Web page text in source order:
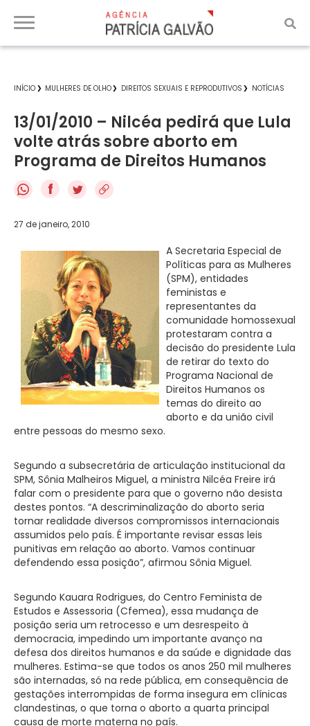
INÍCIO MULHERES DE OLHO DIREITOS SEXUAIS E REPRODUTIVOS NOTÍCIAS
13/01/2010 – Nilcéa pedirá que Lula
volte atrás sobre aborto em
Programa de Direitos Humanos
f
27 de janeiro, 2010
A Secretaria Especial de
Políticas para as Mulheres
(SPM), entidades
feministas e
representantes da
comunidade homossexual
protestaram contra a
decisão do presidente Lula
de retirar do texto do
Programa Nacional de
Direitos Humanos os
temas do direito ao
aborto e da união civil
entre pessoas do mesmo sexo.
Segundo a subsecretária de articulação institucional da
SPM, Sônia Malheiros Miguel, a ministra Nilcéa Freire irá
falar com o presidente para que o governo não desista
destes pontos. “A descriminalização do aborto seria
tornar realidade diversos compromissos internacionais
assumidos pelo país. É importante revisar essas leis
punitivas em relação ao aborto. Vamos continuar
defendendo essa posição”, afirmou Sônia Miguel.
Segundo Kauara Rodrigues, do Centro Feminista de
Estudos e Assessoria (Cfemea), essa mudança de
posição seria um retrocesso e um desrespeito à
democracia, impedindo um importante avanço na
defesa dos direitos humanos e da saúde e dignidade das
mulheres. Estima-se que todos os anos 250 mil mulheres
são internadas, só na rede pública, em consequência de
gestações interrompidas de forma insegura em clínicas
clandestinas, o que torna o aborto a quarta principal
causa de morte materna no país.